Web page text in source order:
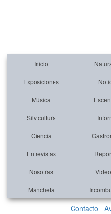
Inicio
Exposiciones
Música
Silvicultura
Ciencia
Entrevistas
Nosotras
Mancheta
Contacto